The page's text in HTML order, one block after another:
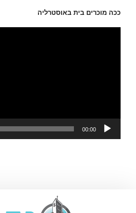
ככה מוכרים בית באוסטרליה
00:00